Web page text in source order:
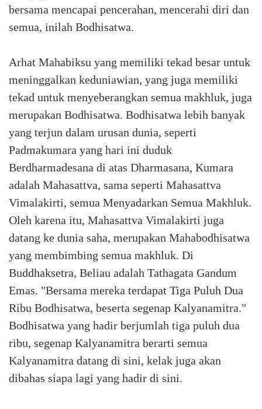
bersama mencapai pencerahan, mencerahi diri dan
semua, inilah Bodhisatwa.
Arhat Mahabiksu yang memiliki tekad besar untuk
meninggalkan keduniawian, yang juga memiliki
tekad untuk menyeberangkan semua makhluk, juga
merupakan Bodhisatwa. Bodhisatwa lebih banyak
yang terjun dalam urusan dunia, seperti
Padmakumara yang hari ini duduk
Berdharmadesana di atas Dharmasana, Kumara
adalah Mahasattva, sama seperti Mahasattva
Vimalakirti, semua Menyadarkan Semua Makhluk.
Oleh karena itu, Mahasattva Vimalakirti juga
datang ke dunia saha, merupakan Mahabodhisatwa
yang membimbing semua makhluk. Di
Buddhaksetra, Beliau adalah Tathagata Gandum
Emas. "Bersama mereka terdapat Tiga Puluh Dua
Ribu Bodhisatwa, beserta segenap Kalyanamitra."
Bodhisatwa yang hadir berjumlah tiga puluh dua
ribu, segenap Kalyanamitra berarti semua
Kalyanamitra datang di sini, kelak juga akan
dibahas siapa lagi yang hadir di sini.